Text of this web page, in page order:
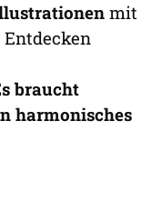
mit
braucht
harmonisches